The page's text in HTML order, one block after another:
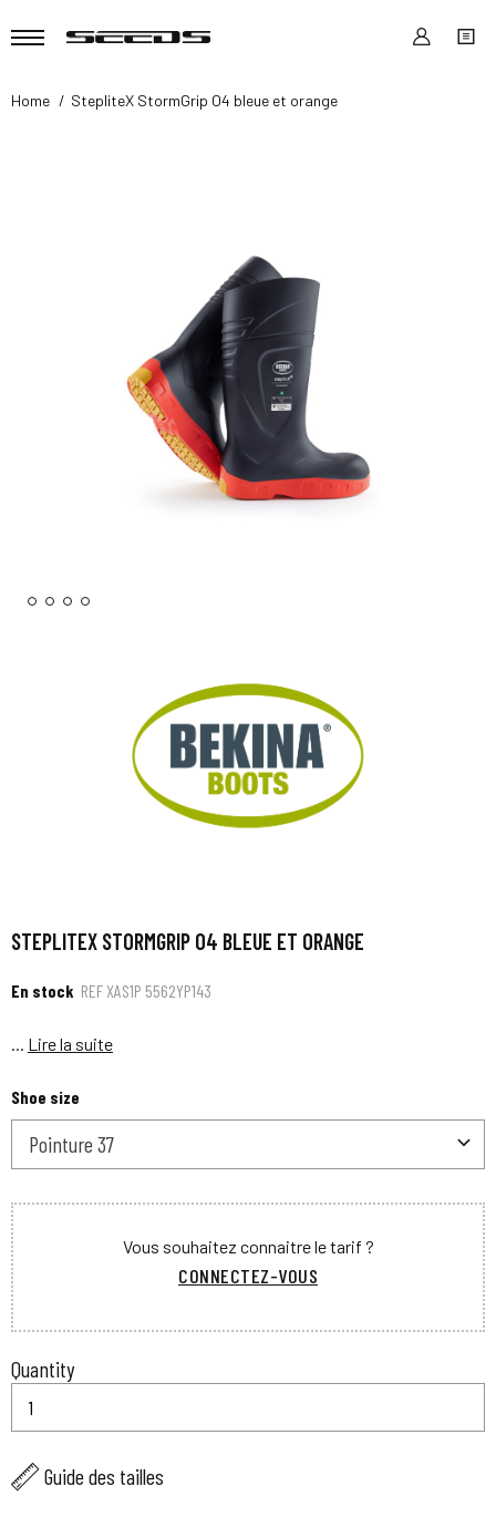
Home StepliteX StormGrip O4 bleue et orange
STEPLITEX STORMGRIP O4 BLEUE ET ORANGE
En stock REFXAS1P 5562YP143
Lire la suite
Shoe size
Pointure 37
Vous souhaitez connaitre le tarif ?
CONNECTEZ-VOUS
Quantity
Guide des tailles